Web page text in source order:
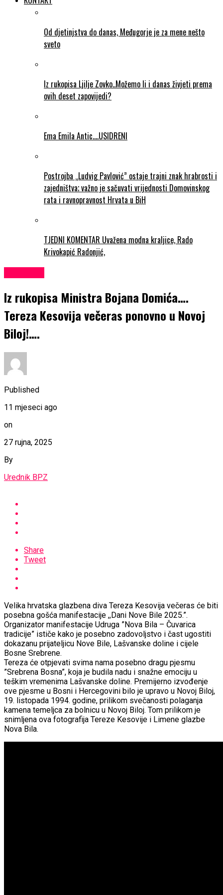
Od djetinjstva do danas, Međugorje je za mene nešto
sveto
Iz rukopisa Ljilje Zovko..Možemo li i danas živjeti prema
ovih deset zapovijedi?
Ema Emila Antic….USIDRENI
Postrojba „Ludvig Pavlović” ostaje trajni znak hrabrosti i
zajedništva; važno je sačuvati vrijednosti Domovinskog
rata i ravnopravnost Hrvata u BiH
TJEDNI KOMENTAR Uvažena modna kraljice, Rado
Krivokapić Radonjić,
Iz rukopisa Ministra Bojana Domića….
Tereza Kesovija večeras ponovno u Novoj
Biloj!….
Published
11 mjeseci ago
on
27 rujna, 2025
By
Urednik BPZ
Share
Tweet
Velika hrvatska glazbena diva Tereza Kesovija večeras će biti
posebna gošća manifestacije ,,Dani Nove Bile 2025.”.
Organizator manifestacije Udruga ”Nova Bila – Čuvarica
tradicije” ističe kako je posebno zadovoljstvo i čast ugostiti
dokazanu prijateljicu Nove Bile, Lašvanske doline i cijele
Bosne Srebrene.
Tereza će otpjevati svima nama posebno dragu pjesmu
”Srebrena Bosna”, koja je budila nadu i snažne emociju u
teškim vremenima Lašvanske doline. Premijerno izvođenje
ove pjesme u Bosni i Hercegovini bilo je upravo u Novoj Biloj,
19. listopada 1994. godine, prilikom svečanosti polaganja
kamena temeljca za bolnicu u Novoj Biloj. Tom prilikom je
snimljena ova fotografija Tereze Kesovije i Limene glazbe
Nova Bila.